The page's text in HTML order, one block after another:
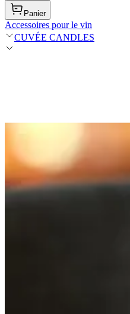
Panier
Accessoires pour le vin
CUVÉE CANDLES